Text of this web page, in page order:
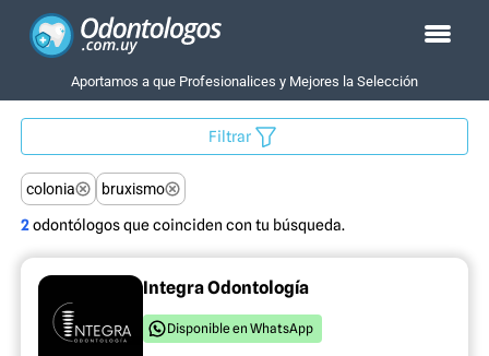
Aportamos a que Profesionalices y Mejores la Selección
Filtrar
colonia bruxismo
2odontólogos que coinciden con tu búsqueda.
Integra Odontología
Disponible en WhatsApp